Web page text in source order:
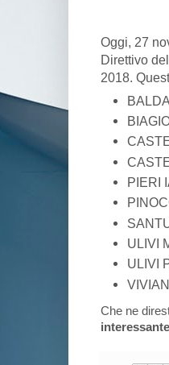
Oggi, 27
Direttivo
2018.
PIERI
ULIVI
ULIVI
Che ne